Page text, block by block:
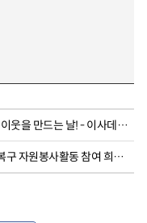
[마감] 이사 온 날은? 좋은 이웃을 만드는 날! - 이사데이 이웃데이 참여자 모집 (마감)
경남 경북지역 산불 피해 복구 자원봉사활동 참여 희망자 모집